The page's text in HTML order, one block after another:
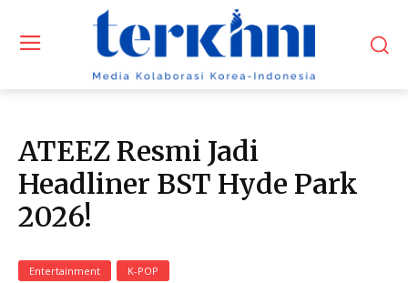
ATEEZ Resmi Jadi
Headliner BST Hyde Park
2026!
Entertainment K-POP